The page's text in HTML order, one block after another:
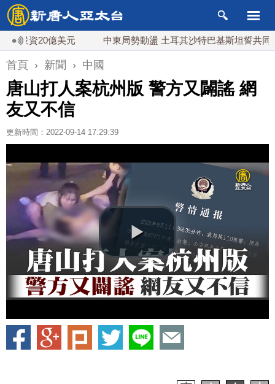
資20億美元 中東局勢動盪 土耳其沙特巴基斯坦誓共同防禦
首頁 › 新聞 › 中國
唐山打人案杭州版 警方又闢謠 網
友又不信
更新時間：2022-09-14 17:29:39